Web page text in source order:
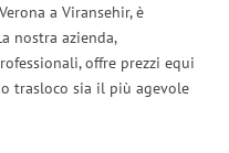
a Viransehir, è
nostra azienda,
offre prezzi equi
trasloco sia il più agevole